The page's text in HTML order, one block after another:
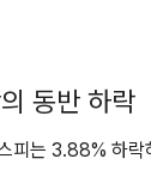
동반 하락
피는 3.88% 하락